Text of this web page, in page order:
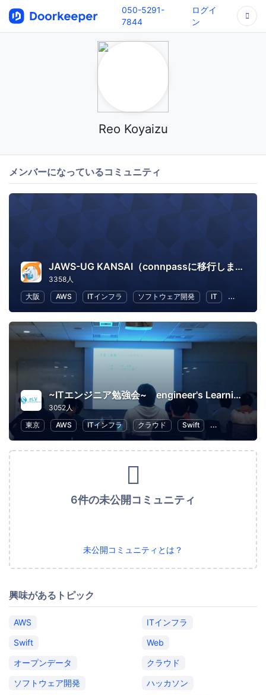
050-5291-
7844
ログイ
ン
Reo Koyaizu
メンバーになっているコミュニティ
JAWS-UG KANSAI（connpassに移行しました）
3358人
大阪
AWS ITインフラ ソフトウェア開発 IT IT ソリュ
~ITエンジニア勉強会~ engineer's Learning･Vesper
3052人
東京
AWS ITインフラ クラウド Swift プログラミング
6件の未公開コミュニティ
未公開コミュニティとは？
興味があるトピック
AWS
ITインフラ
Swift
Web
オープンデータ
クラウド
ソフトウェア開発
ハッカソン